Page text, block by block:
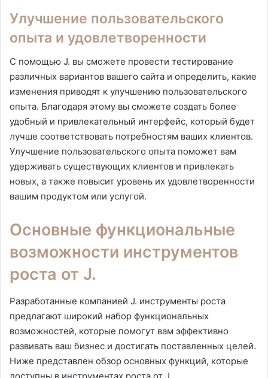
Улучшение пользовательского
опыта и удовлетворенности
С помощью J. вы сможете провести тестирование
различных вариантов вашего сайта и определить, какие
изменения приводят к улучшению пользовательского
опыта. Благодаря этому вы сможете создать более
удобный и привлекательный интерфейс, который будет
лучше соответствовать потребностям ваших клиентов.
Улучшение пользовательского опыта поможет вам
удерживать существующих клиентов и привлекать
новых, а также повысит уровень их удовлетворенности
вашим продуктом или услугой.
Основные функциональные
возможности инструментов
роста от J.
Разработанные компанией J. инструменты роста
предлагают широкий набор функциональных
возможностей, которые помогут вам эффективно
развивать ваш бизнес и достигать поставленных целей.
Ниже представлен обзор основных функций, которые
доступны в инструментах роста от J.